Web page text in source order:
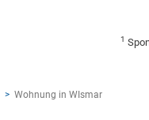
1
Wohnung in WIsmar